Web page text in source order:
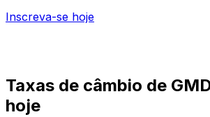
Inscreva-se hoje
Taxas de câmbio de
hoje